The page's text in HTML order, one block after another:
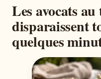
Les avocats
disparaissent
quelques